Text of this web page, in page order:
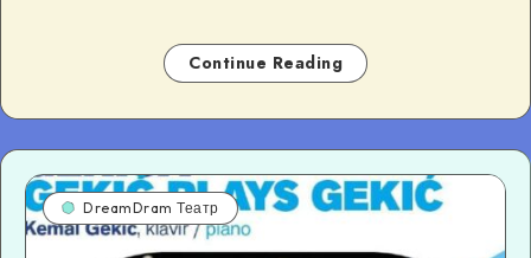
Continue Reading
DreamDram Театр